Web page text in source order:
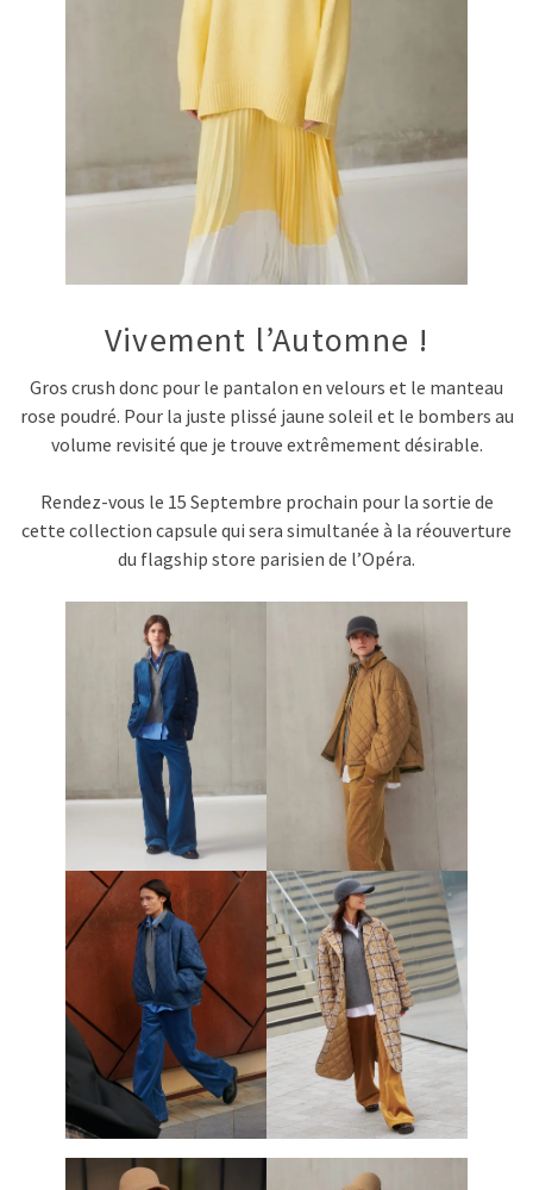
Vivement l’Automne !
Gros crush donc pour le pantalon en velours et le manteau
rose poudré. Pour la juste plissé jaune soleil et le bombers au
volume revisité que je trouve extrêmement désirable.
Rendez-vous le 15 Septembre prochain pour la sortie de
cette collection capsule qui sera simultanée à la réouverture
du flagship store parisien de l’Opéra.